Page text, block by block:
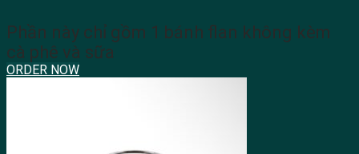
Phần này chỉ gồm 1 bánh flan không kèm
cà phê và sữa
ORDER NOW